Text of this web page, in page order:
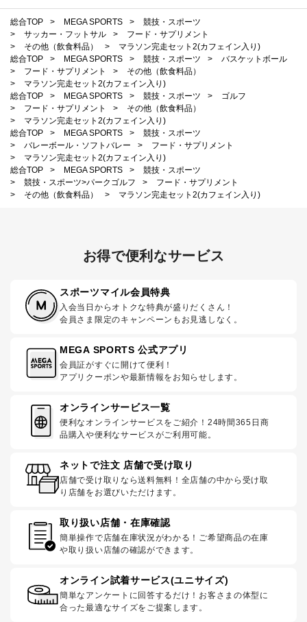
総合TOP > MEGA SPORTS >
競技・スポーツ
>
サッカー・フットサル >
フード・サプリメント
>
その他（飲食料品） >
マラソン完走セット2(カフェイン入り)
総合TOP
> MEGA SPORTS > 競技・スポーツ >
バスケットボール
>
フード・サプリメント >
その他（飲食料品）
>
マラソン完走セット2(カフェイン入り)
総合TOP
> MEGA SPORTS > 競技・スポーツ >
ゴルフ
>
フード・サプリメント >
その他（飲食料品）
>
マラソン完走セット2(カフェイン入り)
総合TOP
> MEGA SPORTS >
競技・スポーツ
>
バレーボール・ソフトバレー >
フード・サプリメント
>
マラソン完走セット2(カフェイン入り)
総合TOP
> MEGA SPORTS >
競技・スポーツ
>
競技・スポーツ>パークゴルフ >
フード・サプリメント
>
その他（飲食料品） > マラソン完走セット2(カフェイン入り)
お得で便利なサービス
スポーツマイル会員特典
入会当日からオトクな特典が盛りだくさん！
会員さま限定のキャンペーンもお見逃しなく。
MEGA SPORTS 公式アプリ
会員証がすぐに開けて便利！
アプリクーポンや最新情報をお知らせします。
オンラインサービス一覧
便利なオンラインサービスをご紹介！24時間365日商
品購入や便利なサービスがご利用可能。
ネットで注文 店舗で受け取り
店舗で受け取りなら送料無料！全店舗の中から受け取
り店舗をお選びいただけます。
取り扱い店舗・在庫確認
簡単操作で店舗在庫状況がわかる！ご希望商品の在庫
や取り扱い店舗の確認ができます。
オンライン試着サービス(ユニサイズ)
簡単なアンケートに回答するだけ！お客さまの体型に
合った最適なサイズをご提案します。